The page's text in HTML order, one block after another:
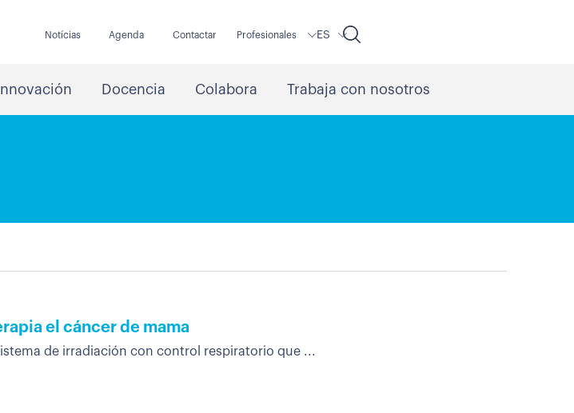
Notícias Agenda Contactar Profesionales ES
Docencia Colabora Trabaja con nosotros
el cáncer de mama
de irradiación con control respiratorio que ...